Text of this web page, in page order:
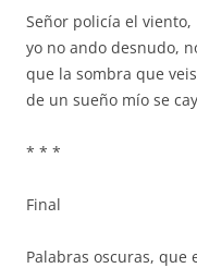
Señor policía el viento,
yo no ando desnudo,
que la sombra que
de un sueño mío se
* * *
Final
Palabras oscuras, que